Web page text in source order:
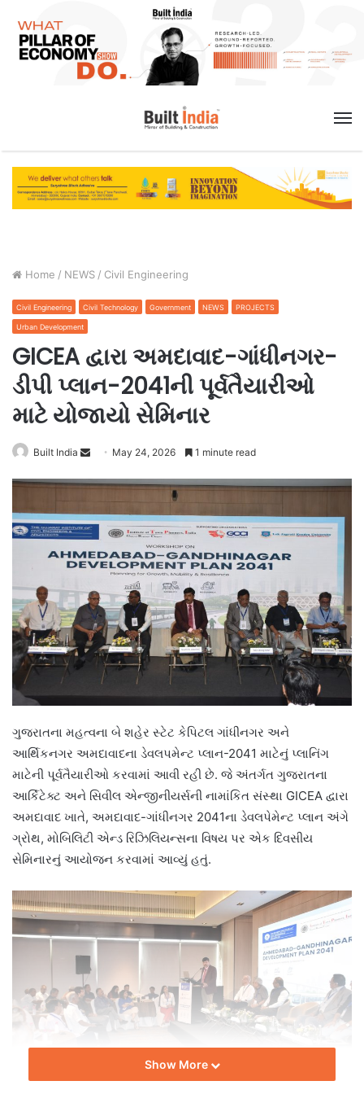
Home / NEWS / Civil Engineering
Civil Engineering Civil Technology Government NEWS PROJECTS
Urban Development
GICEA દ્વારા અમદાવાદ-ગાંધીનગર-
ડીપી પ્લાન-2041ની પૂર્વતૈયારીઓ
માટે યોજાયો સેમિનાર
Built India
Send
email
May 24, 2026 1 minute read
ગુજરાતના મહત્વના બે શહેર સ્ટેટ કેપિટલ ગાંધીનગર અને
આર્થિકનગર અમદાવાદના ડેવલપમેન્ટ પ્લાન-2041 માટેનું પ્લાનિંગ
માટેની પૂર્વતૈયારીઓ કરવામાં આવી રહી છે. જે અંતર્ગત ગુજરાતના
આર્કિટેક્ટ અને સિવીલ એન્જીનીયર્સની નામાંકિત સંસ્થા GICEA દ્વારા
અમદાવાદ ખાતે, અમદાવાદ-ગાંધીનગર 2041ના ડેવલપેમેન્ટ પ્લાન અંગે
ગ્રોથ, મોબિલિટી એન્ડ રિઝિલિયન્સના વિષય પર એક દિવસીય
સેમિનારનું આયોજન કરવામાં આવ્યું હતું.
Show More